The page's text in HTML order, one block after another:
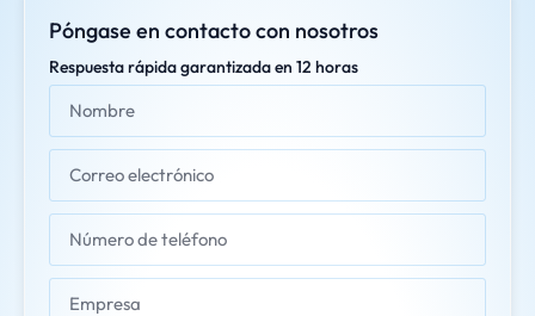
Póngase en contacto con nosotros
Respuesta rápida garantizada en 12 horas